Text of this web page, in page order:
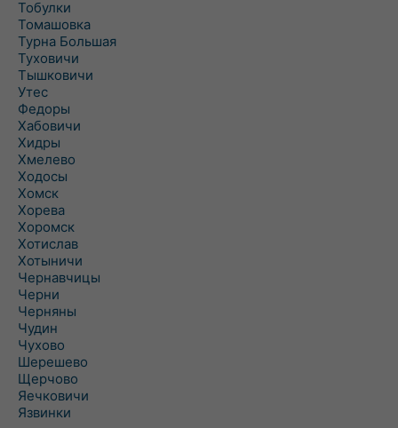
Тобулки
Томашовка
Турна Большая
Туховичи
Тышковичи
Утес
Федоры
Хабовичи
Хидры
Хмелево
Ходосы
Хомск
Хорева
Хоромск
Хотислав
Хотыничи
Чернавчицы
Черни
Черняны
Чудин
Чухово
Шерешево
Щерчово
Яечковичи
Язвинки